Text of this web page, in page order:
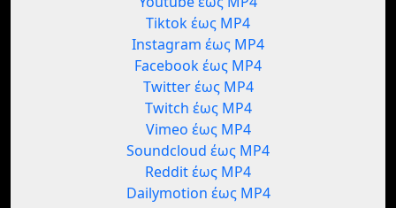
Tiktok έως MP4
Instagram έως MP4
Facebook έως MP4
Twitter έως MP4
Twitch έως MP4
Vimeo έως MP4
Soundcloud έως MP4
Reddit έως MP4
Dailymotion έως MP4